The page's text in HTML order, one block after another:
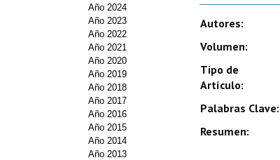
Año 2024
Año 2023
Año 2022
Año 2021
Año 2020
Año 2019
Año 2018
Año 2017
Año 2016
Año 2015
Año 2014
Año 2013
Autores:
Volumen:
Tipo de
Artículo:
Palabras Clave:
Resumen: